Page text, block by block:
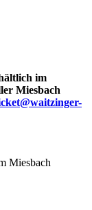
im
Miesbach
Miesbach